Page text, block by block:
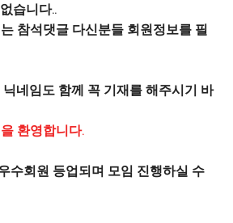
습니다..
참석댓글 다신분들 회원정보를 필
네임도 함께 꼭 기재를 해주시기 바
환영합니다.
수회원 등업되며 모임 진행하실 수